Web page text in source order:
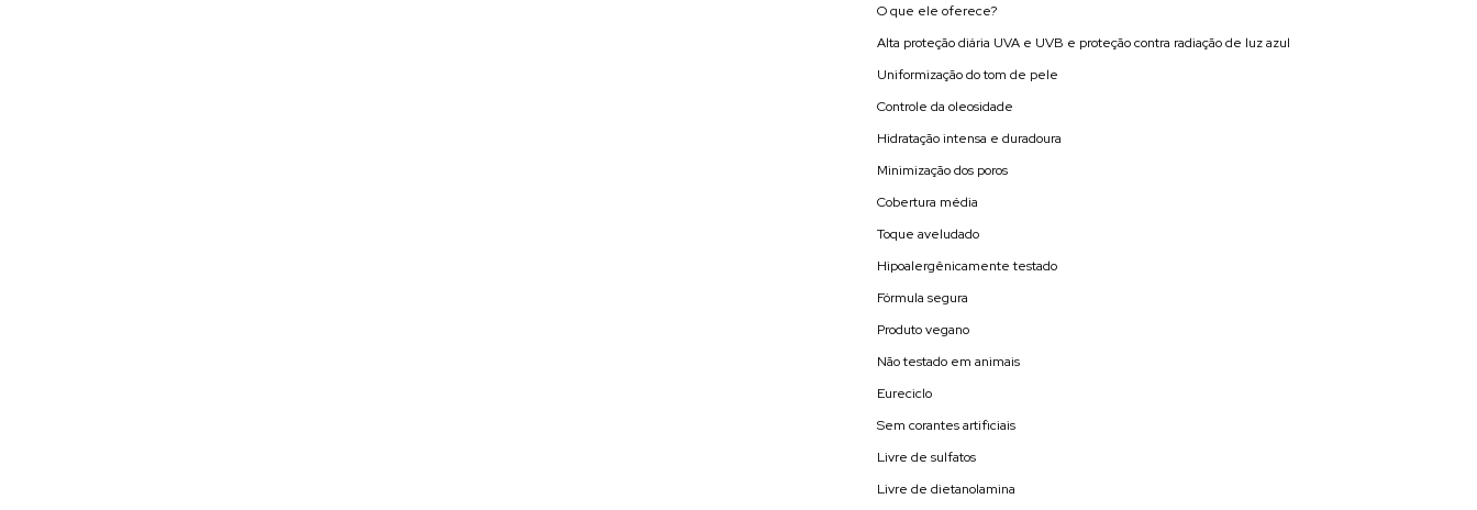
O que ele oferece?
Alta proteção diária UVA e UVB e proteção contra radiação de luz azul
Uniformização do tom de pele
Controle da oleosidade
Hidratação intensa e duradoura
Minimização dos poros
Cobertura média
Toque aveludado
Hipoalergênicamente testado
Fórmula segura
Produto vegano
Não testado em animais
Eureciclo
Sem corantes artificiais
Livre de sulfatos
Livre de dietanolamina